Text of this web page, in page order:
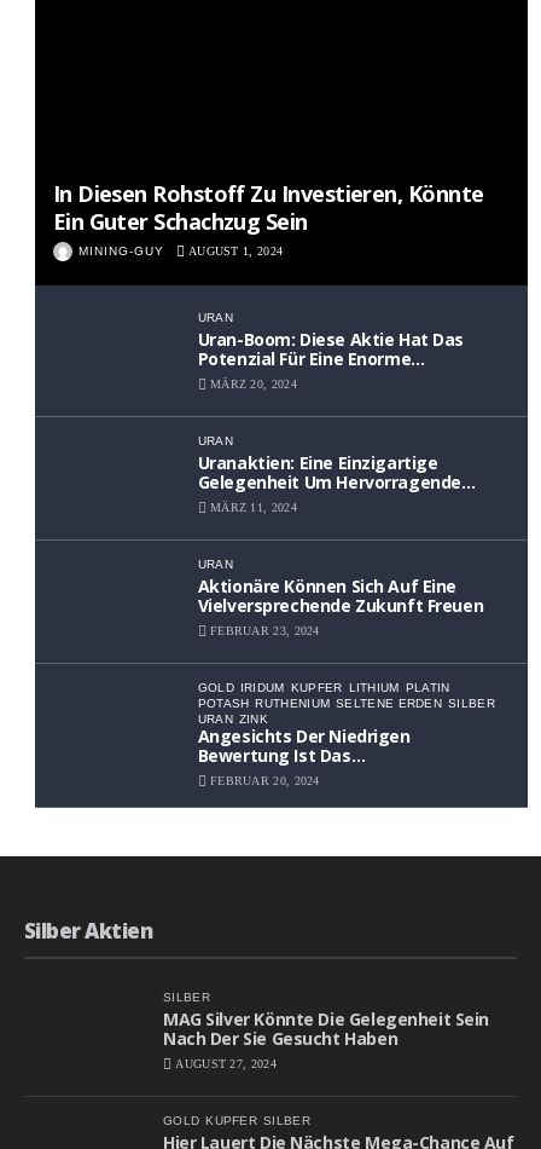
In Diesen Rohstoff Zu Investieren, Könnte
Ein Guter Schachzug Sein
MINING-GUY AUGUST 1, 2024
URAN
Uran-Boom: Diese Aktie Hat Das
Potenzial Für Eine Enorme
Wertsteigerung
MÄRZ 20, 2024
URAN
Uranaktien: Eine Einzigartige
Gelegenheit Um Hervorragende
Renditen Zu Erzielen
MÄRZ 11, 2024
URAN
Aktionäre Können Sich Auf Eine
Vielversprechende Zukunft Freuen
FEBRUAR 23, 2024
GOLD IRIDUM KUPFER LITHIUM PLATIN
POTASH RUTHENIUM SELTENE ERDEN SILBER
URAN ZINK
Angesichts Der Niedrigen
Bewertung Ist Das
Aufwärtspotenzial Erheblich
FEBRUAR 20, 2024
Silber Aktien
SILBER
MAG Silver Könnte Die Gelegenheit Sein
Nach Der Sie Gesucht Haben
AUGUST 27, 2024
GOLD KUPFER SILBER
Hier Lauert Die Nächste Mega-Chance Auf